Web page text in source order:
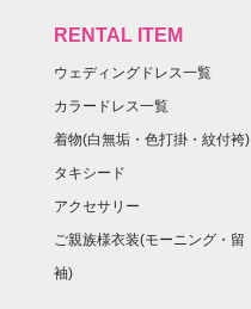
RENTAL ITEM
ウェディングドレス一覧
カラードレス一覧
着物(白無垢・色打掛・紋付袴)
タキシード
アクセサリー
ご親族様衣装(モーニング・留
袖)